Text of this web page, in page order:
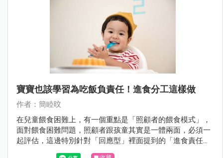
寶寶也該學習為吃飯負責任！進食分工這樣做
作者：簡睦旼
在兒童餵食困難上，有一個重點是「照顧者的餵食模式」，
面對餵食困難問題，照顧者跟孩童其實是一體兩面，必須一
起評估，這邊特別針對「回應型」裡面提到的「進食責任分
工」來說明。